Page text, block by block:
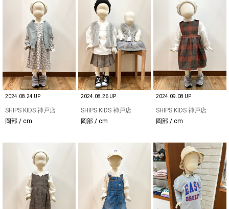
2024.08.24 UP
SHIPS KIDS 神戸店
岡部 / cm
2024.08.26 UP
SHIPS KIDS 神戸店
岡部 / cm
2024.09.08 UP
SHIPS KIDS 神戸店
岡部 / cm